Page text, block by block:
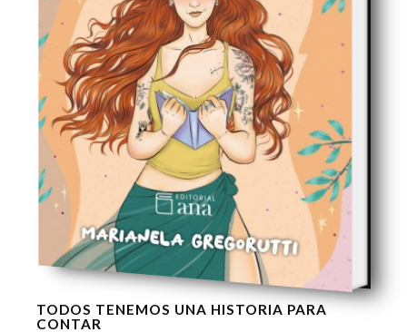
TODOS TENEMOS UNA HISTORIA PARA
CONTAR